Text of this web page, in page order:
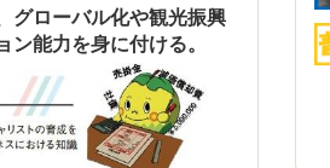
グローバル化や観光振興
能力を身に付ける。